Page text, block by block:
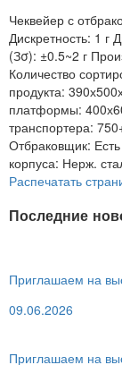
Чеквейер с
Дискретность: 1 г
(Зσ): ±0.5~2 г
Количество
продукта:
платформы:
транспортера:
Отбраковщик:
корпуса: Нерж.
Распечатать
Последние
Приглашаем на
09.06.2026
Приглашаем на